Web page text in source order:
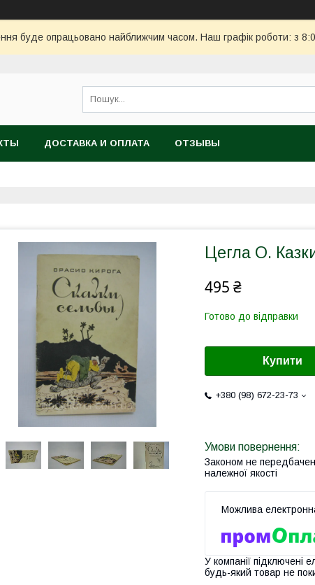
буде опрацьовано найближчим часом. Наш графік роботи: з
ДОСТАВКА И ОПЛАТА ОТЗЫВЫ
Цегла О.
495 ₴
Готово до відправки
Купити
+380 (98) 672-23-73
Законом не
належної якості
У компанії підключені
будь-який товар не